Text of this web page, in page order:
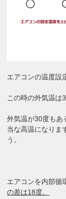
エアコンの温度設
この時の外気温は
外気温が30度もあ
当な高温になりま
う。
エアコンを内部循
の差は18度。